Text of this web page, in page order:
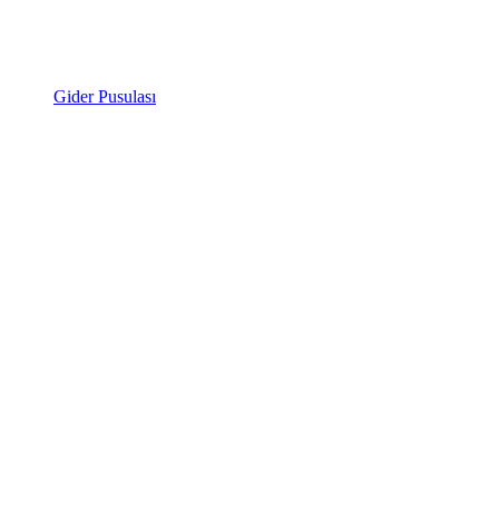
Gider Pusulası